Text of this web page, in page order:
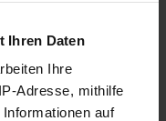
Ihren Daten
Ihre
Adresse, mithilfe
auf
–